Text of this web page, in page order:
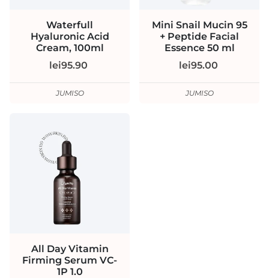
Waterfull
Hyaluronic Acid
Cream, 100ml
lei95.90
JUMISO
Mini Snail Mucin 95
+ Peptide Facial
Essence 50 ml
lei95.00
JUMISO
All Day Vitamin
Firming Serum VC-
1P 1.0